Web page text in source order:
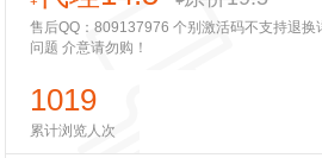
售后QQ：809137976 个别激活码不支持退换
问题 介意请勿购！
1019
累计浏览人次